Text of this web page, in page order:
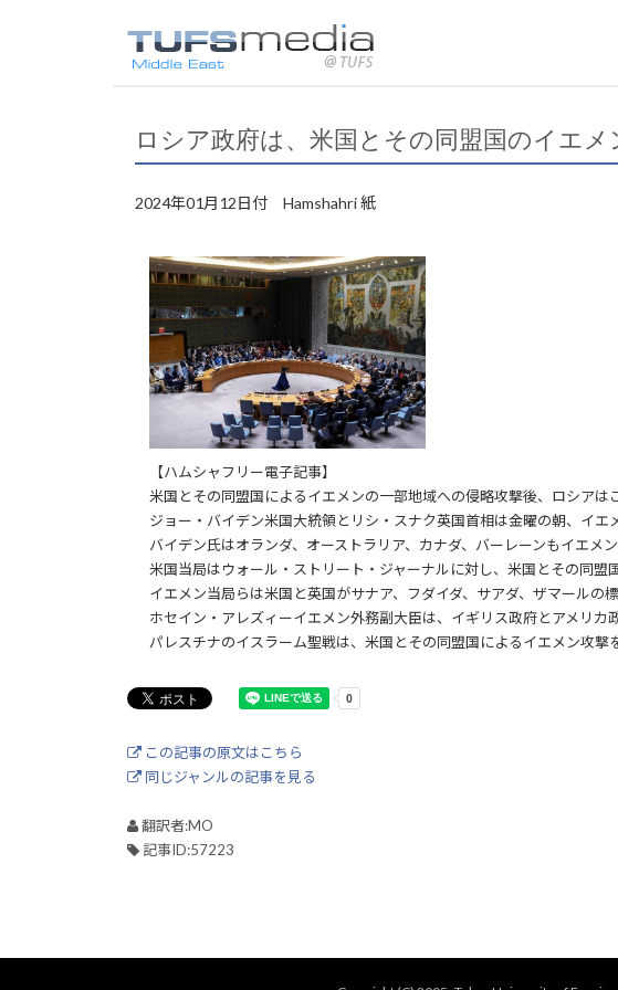
ロシア政府は、米国とその同盟国のイエ
2024年01月12日付 Hamshahri 紙
【ハムシャフリー電子記事】
米国とその同盟国によるイエメンの一部地域への侵略攻撃後、ロシア
ジョー・バイデン米国大統領とリシ・スナク英国首相は金曜の朝、イエ
バイデン氏はオランダ、オーストラリア、カナダ、バーレーンもイエメ
米国当局はウォール・ストリート・ジャーナルに対し、米国とその同盟
イエメン当局らは米国と英国がサナア、フダイダ、サアダ、ザマールの
ホセイン・アレズィーイエメン外務副大臣は、イギリス政府とアメリ
パレスチナのイスラーム聖戦は、米国とその同盟国によるイエメン攻撃
この記事の原文はこちら
同じジャンルの記事を見る
翻訳者:MO
記事ID:57223